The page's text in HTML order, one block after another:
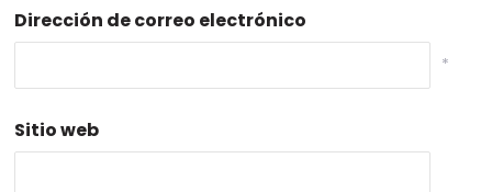
Dirección de correo electrónico
*
Sitio web